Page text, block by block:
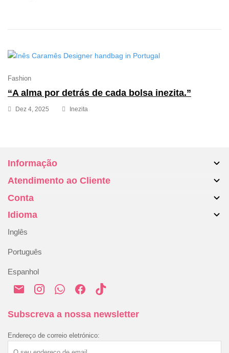
Fashion
“A alma por detrás de cada bolsa inezita.”
Dez 4, 2025 Inezita
Informação
Sobre nós
Malas
Acessórios
Blog
Política de Privacidade
Política de Cookies
Atendimento ao Cliente
Contate-nos
Devoluções e trocas
Resolução Alternativa de Litígios
Conta
A minha conta
Histórico de encomendas
Idioma
Inglês
Português
Espanhol
Subscreva a nossa newsletter
Endereço de correio eletrónico: